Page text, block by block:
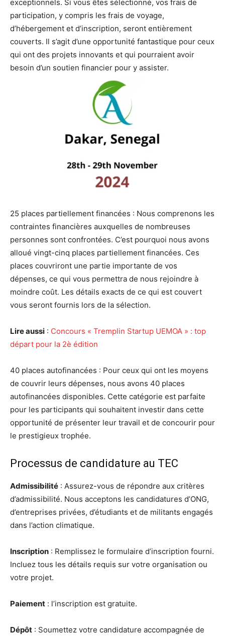
exceptionnels. Si vous êtes sélectionné, vos frais de
participation, y compris les frais de voyage,
d’hébergement et d’inscription, seront entièrement
couverts. Il s’agit d’une opportunité fantastique pour ceux
qui ont des projets innovants et qui pourraient avoir
besoin d’un soutien financier pour y assister.
25 places partiellement financées : Nous comprenons les
contraintes financières auxquelles de nombreuses
personnes sont confrontées. C’est pourquoi nous avons
alloué vingt-cinq places partiellement financées. Ces
places couvriront une partie importante de vos
dépenses, ce qui vous permettra de nous rejoindre à
moindre coût. Les détails exacts de ce qui est couvert
vous seront fournis lors de la sélection.
Lire aussi : Concours « Tremplin Startup UEMOA » : top
départ pour la 2è édition
40 places autofinancées : Pour ceux qui ont les moyens
de couvrir leurs dépenses, nous avons 40 places
autofinancées disponibles. Cette catégorie est parfaite
pour les participants qui souhaitent investir dans cette
opportunité de présenter leur travail et de concourir pour
le prestigieux trophée.
Processus de candidature au TEC
Admissibilité : Assurez-vous de répondre aux critères
d’admissibilité. Nous acceptons les candidatures d’ONG,
d’entreprises privées, d’étudiants et de militants engagés
dans l’action climatique.
Inscription : Remplissez le formulaire d’inscription fourni.
Incluez tous les détails requis sur votre organisation ou
votre projet.
Paiement : l’inscription est gratuite.
Dépôt : Soumettez votre candidature accompagnée de